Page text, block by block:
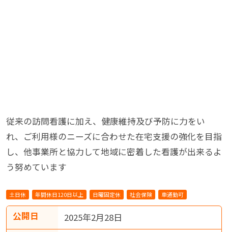
従来の訪問看護に加え、健康維持及び予防に力をい
れ、ご利用様のニーズに合わせた在宅支援の強化を目指
し、他事業所と協力して地域に密着した看護が出来るよ
う努めています
土日休 年間休日120日以上 日曜固定休 社会保険 車通勤可
公開日
2025年2月28日